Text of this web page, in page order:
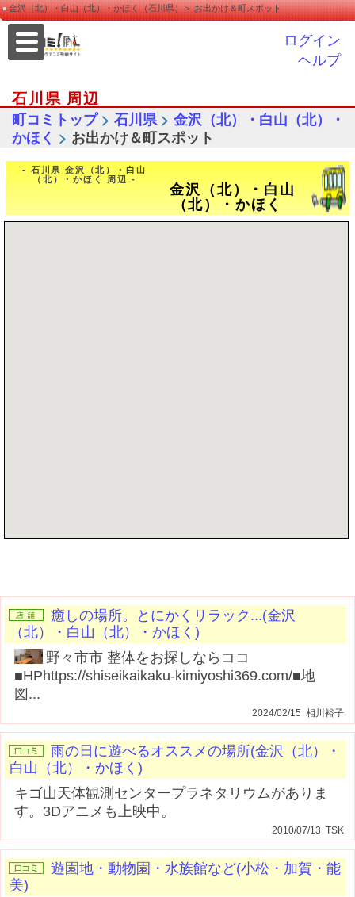
金沢（北）・白山（北）・かほく（石川県）＞ お出かけ＆町スポット
ログイン
ヘルプ
石川県 周辺
町コミトップ> 石川県> 金沢（北）・白山（北）・
かほく > お出かけ＆町スポット
- 石川県 金沢（北）・白山
（北）・かほく 周辺 -
金沢（北）・白山
（北）・かほく
癒しの場所。とにかくリラック...(金沢
（北）・白山（北）・かほく)
野々市市 整体をお探しならココ
■HPhttps://shiseikaikaku-kimiyoshi369.com/■地
図...
2024/02/15 相川裕子
雨の日に遊べるオススメの場所(金沢（北）・
白山（北）・かほく)
キゴ山天体観測センタープラネタリウムがありま
す。3Dアニメも上映中。
2010/07/13 TSK
遊園地・動物園・水族館など(小松・加賀・能
美)